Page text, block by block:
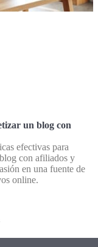
un blog con
efectivas para
con afiliados y
en una fuente de
online.